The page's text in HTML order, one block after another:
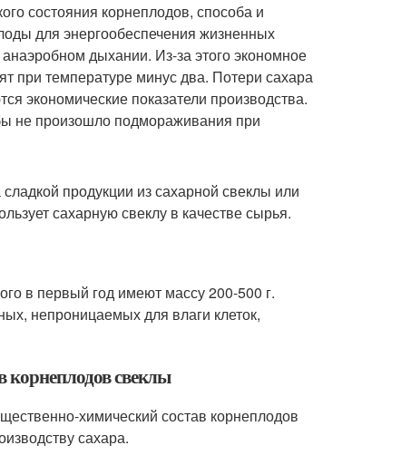
состояния корнеплодов, способа и
для энергообеспечения жизненных
дыхании. Из-за этого экономное
при температуре минус два. Потери сахара
экономические показатели производства.
не произошло подмораживания при
продукции из сахарной свеклы или
сахарную свеклу в качестве сырья.
в первый год имеют массу 200-500 г.
непроницаемых для влаги клеток,
корнеплодов свеклы
химический состав корнеплодов
сахара.